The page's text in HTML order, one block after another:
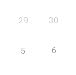
29 30
5 6